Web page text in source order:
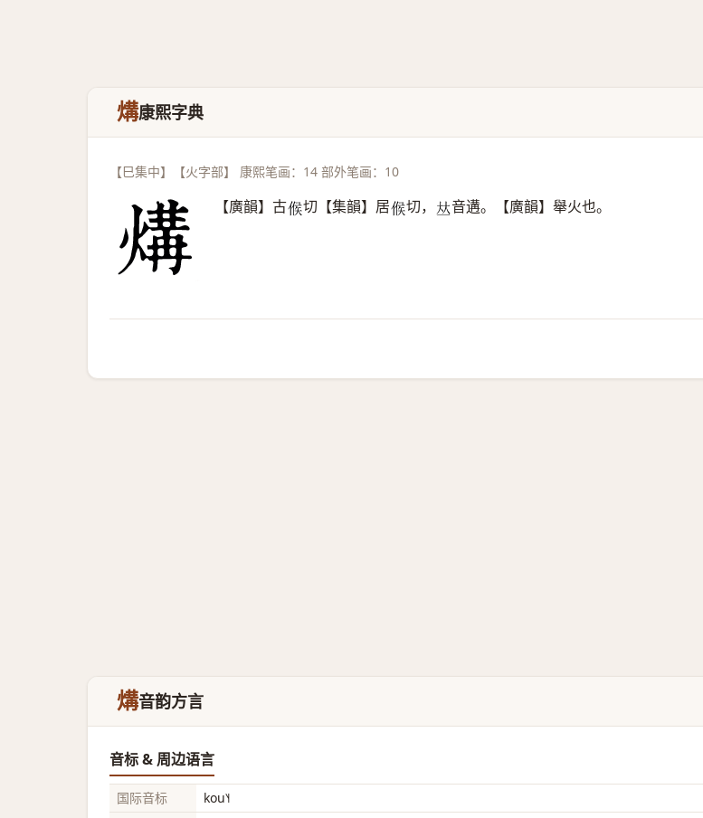
煹康熙字典
【巳集中】【火字部】 康熙笔画：14 部外笔画：10
【廣韻】古𠋫 切【集韻】居𠋫 切， 𠀤音遘。【廣韻】舉火也。
煹音韵方言
音标 & 周边语言
国际音标
kou˥˧